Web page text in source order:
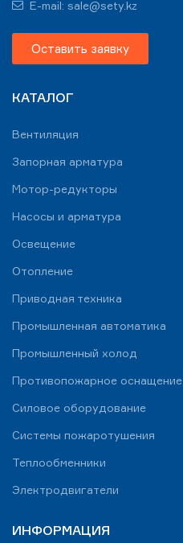
E-mail: sale@sety.kz
Оставить заявку
КАТАЛОГ
Вентиляция
Запорная арматура
Мотор-редукторы
Насосы и арматура
Освещение
Отопление
Приводная техника
Промышленная автоматика
Промышленный холод
Противопожарное оснащение
Силовое оборудование
Системы пожаротушения
Теплообменники
Электродвигатели
ИНФОРМАЦИЯ